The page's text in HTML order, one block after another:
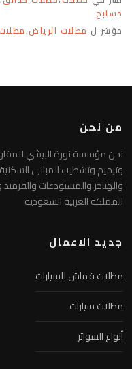
مسابح
مؤشر ل مظلات الرياض،
من نحن
نحن مؤسسة نورة البيشي
وترميم وتشطيب المباني
والهناجر والمستودعات
المملكة العربية السعودية
جديد الاعمال
مظلات قماش للسيارات
مظلات سيارات
أنواع السواتر